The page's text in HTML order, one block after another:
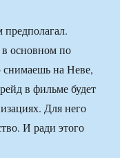
предполагал.
в основном по
снимаешь на Неве,
в фильме будет
Для него
И ради этого